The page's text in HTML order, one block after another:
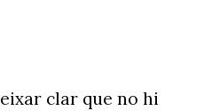
clar que no hi